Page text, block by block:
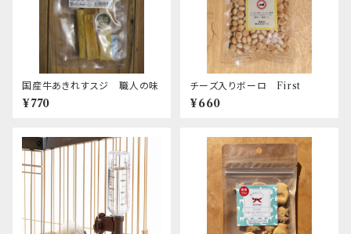
国産牛あきれすスジ 職人の味
¥770
チーズ入りボーロ First
¥660